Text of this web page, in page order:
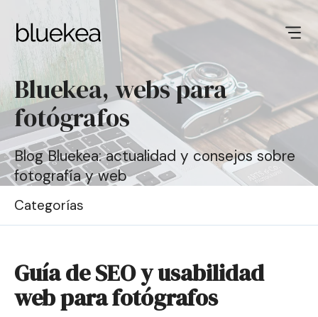
Bluekea, webs para
fotógrafos
Blog Bluekea: actualidad y consejos sobre
fotografía y web
Categorías
Guía de SEO y usabilidad
web para fotógrafos